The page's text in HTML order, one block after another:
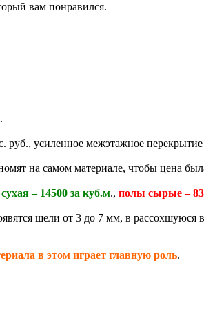
вам понравился.
усиленное межэтажное
на самом материале, чтобы цена
сухая – 14500 за куб.м., полы сырые –
щели от 3 до 7 мм, в рассохшуюся
в этом играет главную роль.